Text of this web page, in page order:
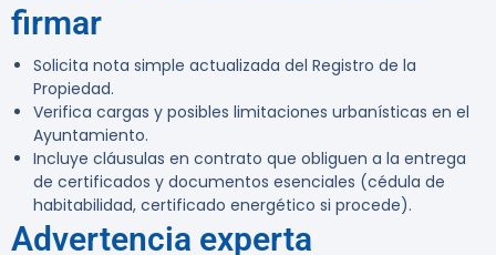
firmar
Solicita nota simple actualizada del Registro de la
Propiedad.
Verifica cargas y posibles limitaciones urbanísticas en el
Ayuntamiento.
Incluye cláusulas en contrato que obliguen a la entrega
de certificados y documentos esenciales (cédula de
habitabilidad, certificado energético si procede).
Advertencia experta